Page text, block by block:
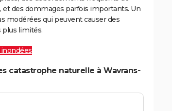
et des dommages parfois importants. Un
modérées qui peuvent causer des
plus limités.
catastrophe naturelle à Wavrans-